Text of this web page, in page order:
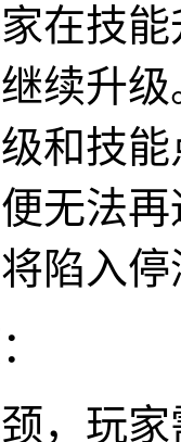
在技
续升
和技
无法
陷入
，玩